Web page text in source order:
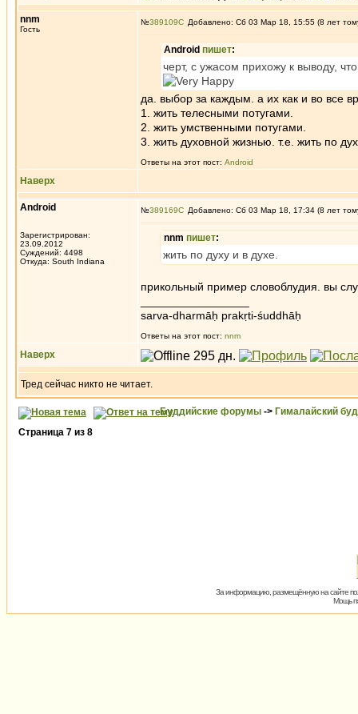
nnm
Гость
№389109 Добавлено: Сб 03 Мар 18, 15:55 (8 лет
Android пишет:
черт, с ужасом прихожу к выводу,
да. выбор за каждым. а их как и во все
1. жить телесными потугами.
2. жить умственными потугами.
3. жить духовной жизнью. т.е. жить по
Ответы на этот пост: Android
Наверх
Android
Зарегистрирован:
23.09.2012
Суждений: 4498
Откуда: South Indiana
№389169 Добавлено: Сб 03 Мар 18, 17:34 (8 лет
nnm пишет:
жить по духу и в духе.
прикольный пример словоблудия. вы
sarva-dharmāḥ prakṛti-śuddhāḥ
Ответы на этот пост: nnm
Наверх
Тред сейчас никто не читает.
Буддийские форумы -> Гималайский
Страница 7 из 8
За информацию, размещённую на сайте
Мощь